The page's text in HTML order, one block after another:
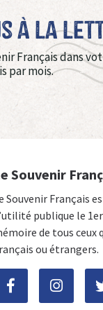
à La
Français dans
par mois.
Souvenir
Souvenir Français
publique le
de tous ceux
ou étrangers.